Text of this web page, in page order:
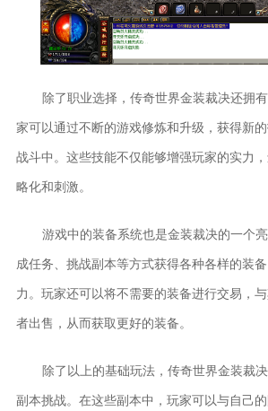
除了职业选择，传奇世界金装裁决还拥
家可以通过不断的游戏修炼和升级，获得新
战斗中。这些技能不仅能够增强玩家的实力
略化和刺激。
游戏中的装备系统也是金装裁决的一个
成任务、挑战副本等方式获得各种各样的装
力。玩家还可以将不需要的装备进行交易，
者出售，从而获取更好的装备。
除了以上的基础玩法，传奇世界金装裁
副本挑战。在这些副本中，玩家可以与自己